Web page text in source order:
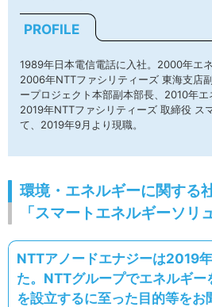
PROFILE
1989年日本電信電話に入社。2000年エ
2006年NTTファシリティーズ 東海支店
ープロジェクト本部副本部長、2010年エ
2019年NTTファシリティーズ 取締役 ス
て、2019年9月より現職。
環境・エネルギーに関する
「スマートエネルギーソリ
NTTアノードエナジーは2019
た。NTTグループでエネルギー
を設立するに至った目的等をお